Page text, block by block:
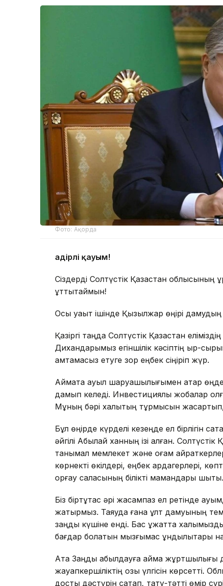
Фото: Ақорда
Қадірлі қауым!
Сіздерді Солтүстік Қазақстан
құттықтаймын!
Осы уақыт ішінде Қызылжар өңірі
Қазіргі таңда Солтүстік Қазақстан
Дихандарымыз егіншілік кәсіптің қыр-сырын
қамтамасыз етуге зор еңбек сіңіріп жүр.
Аймақта ауыл шаруашылығымен қатар
дамып келеді. Инвестициялық жобалар
Мұның бәрі халықтың тұрмысын жақсартып,
Бұл өңірде күрделі кезеңде ел бірлігін
әйгілі Абылай ханның ізі қалған.
танымал мемлекет және қоғам
көрнекті өкілдері, еңбек ардагерлері,
қорғау саласының білікті мамандары шықты.
Біз біртұтас әрі жасампаз ел ретінде
жатырмыз. Таяуда ғана ұлт дамуының
заңды күшіне енді. Бас құжатта
бағдар болатын мызғымас құндылықтары
Ата Заңды қабылдауға аймақ жұртшылығы
жауапкершіліктің озық үлгісін көрсетті.
достық дәстүрін сақтап, тату-тәтті өмір